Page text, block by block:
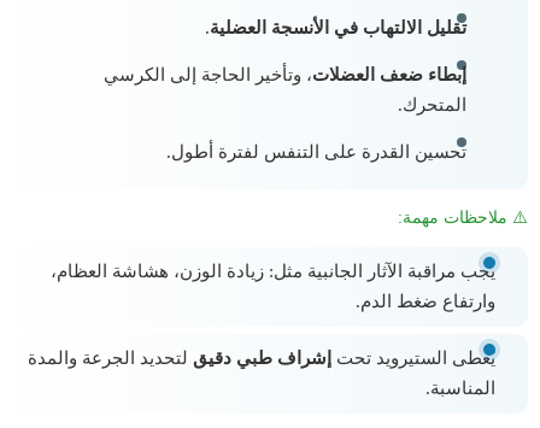
تقليل الالتهاب في الأنسجة العضلية.
إبطاء ضعف العضلات، وتأخير الحاجة إلى الكرسي
المتحرك.
تحسين القدرة على التنفس لفترة أطول.
⚠️ ملاحظات مهمة:
يجب مراقبة الآثار الجانبية مثل: زيادة الوزن، هشاشة العظام،
وارتفاع ضغط الدم.
يُعطى الستيرويد تحت إشراف طبي دقيق لتحديد الجرعة والمدة
المناسبة.